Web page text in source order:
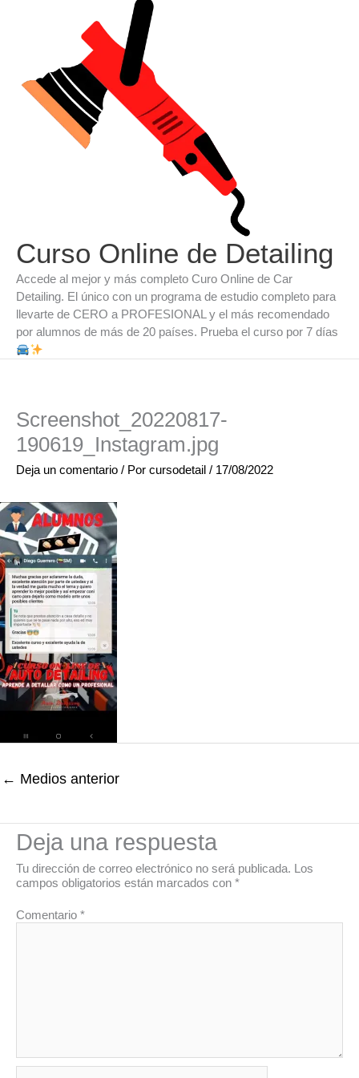
Curso Online de Detailing
Accede al mejor y más completo Curo Online de Car
Detailing. El único con un programa de estudio completo para
llevarte de CERO a PROFESIONAL y el más recomendado
por alumnos de más de 20 países. Prueba el curso por 7 días
Screenshot_20220817-
190619_Instagram.jpg
Deja un comentario / Por cursodetail / 17/08/2022
← Medios anterior
Deja una respuesta
Tu dirección de correo electrónico no será publicada. Los
campos obligatorios están marcados con *
Comentario *